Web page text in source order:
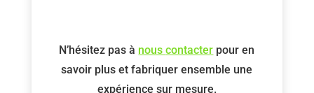
N’hésitez pas à nouscontacter pour en
savoir plus et fabriquer ensemble une
expérience sur mesure.